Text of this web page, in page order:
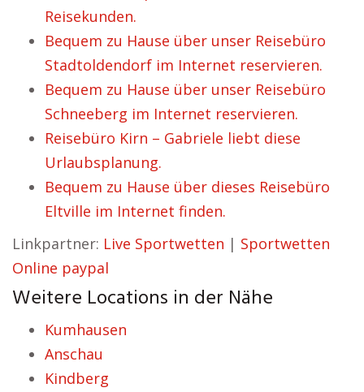
Reisekunden.
Bequem zu Hause über unser Reisebüro
Stadtoldendorf im Internet reservieren.
Bequem zu Hause über unser Reisebüro
Schneeberg im Internet reservieren.
Reisebüro Kirn – Gabriele liebt diese
Urlaubsplanung.
Bequem zu Hause über dieses Reisebüro
Eltville im Internet finden.
Linkpartner: Live Sportwetten | Sportwetten
Online paypal
Weitere Locations in der Nähe
Kumhausen
Anschau
Kindberg